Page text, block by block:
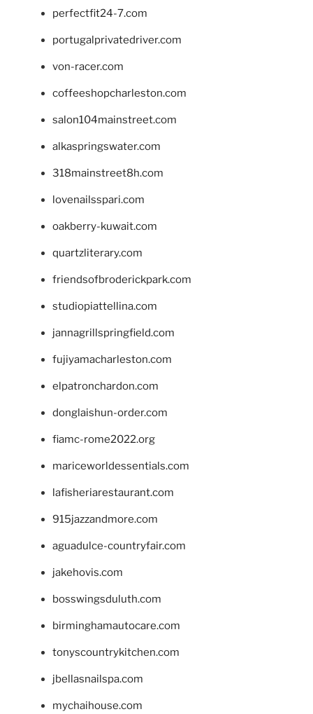
perfectfit24-7.com
portugalprivatedriver.com
von-racer.com
coffeeshopcharleston.com
salon104mainstreet.com
alkaspringswater.com
318mainstreet8h.com
lovenailsspari.com
oakberry-kuwait.com
quartzliterary.com
friendsofbroderickpark.com
studiopiattellina.com
jannagrillspringfield.com
fujiyamacharleston.com
elpatronchardon.com
donglaishun-order.com
fiamc-rome2022.org
mariceworldessentials.com
lafisheriarestaurant.com
915jazzandmore.com
aguadulce-countryfair.com
jakehovis.com
bosswingsduluth.com
birminghamautocare.com
tonyscountrykitchen.com
jbellasnailspa.com
mychaihouse.com